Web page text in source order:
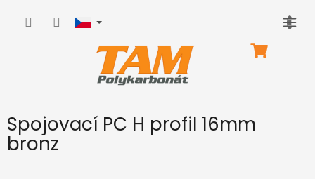
NÁKUPNÍ
Spojovací PC H profil 16mm
bronz